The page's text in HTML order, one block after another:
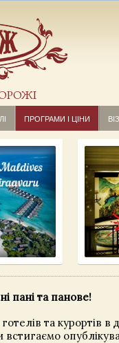
ПРОГРАМИ І ЦІНИ
пані та панове!
готелів та курортів